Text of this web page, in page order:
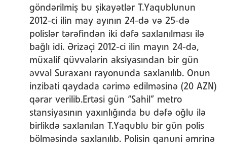
göndərilmiş bu şikayətlər T.Yaqublunun
2012-ci ilin may ayının 24-də və 25-də
polislər tərəfindən iki dəfə saxlanılması ilə
bağlı idi. Ərizəçi 2012-ci ilin mayın 24-də,
müxalif qüvvələrin aksiyasından bir gün
əvvəl Suraxanı rayonunda saxlanılıb. Onun
inzibati qaydada cərimə edilməsinə (20 AZN)
qərar verilib.Ertəsi gün “Sahil” metro
stansiyasının yaxınlığında bu dəfə oğlu ilə
birlikdə saxlanılan T.Yaqublu bir gün polis
bölməsində saxlanılıb. Polisin qanuni əmrinə